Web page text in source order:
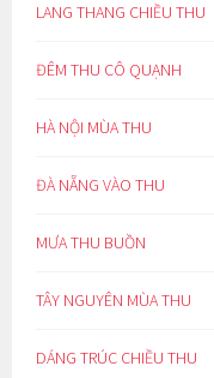
LANG THANG CHIỀU THU
ĐÊM THU CÔ QUẠNH
HÀ NỘI MÙA THU
ĐÀ NẴNG VÀO THU
MƯA THU BUỒN
TÂY NGUYÊN MÙA THU
DÁNG TRÚC CHIỀU THU